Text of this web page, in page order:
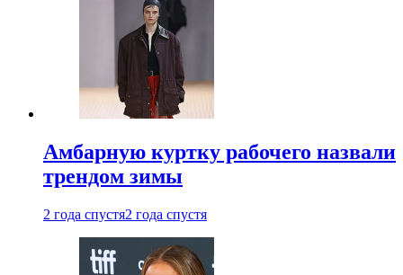
Амбарную куртку рабочего назвали
трендом зимы
2 года спустя2 года спустя